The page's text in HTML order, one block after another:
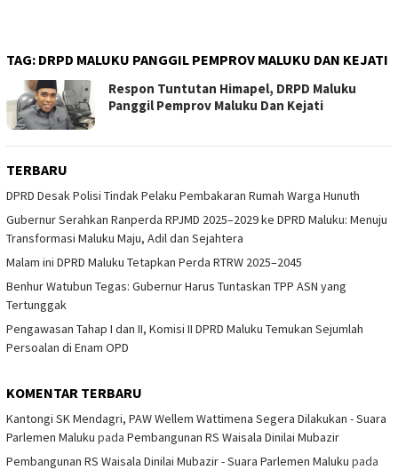
TAG: DRPD MALUKU PANGGIL PEMPROV MALUKU DAN KEJATI
Respon Tuntutan Himapel, DRPD Maluku
Panggil Pemprov Maluku Dan Kejati
TERBARU
DPRD Desak Polisi Tindak Pelaku Pembakaran Rumah Warga Hunuth
Gubernur Serahkan Ranperda RPJMD 2025–2029 ke DPRD Maluku: Menuju
Transformasi Maluku Maju, Adil dan Sejahtera
Malam ini DPRD Maluku Tetapkan Perda RTRW 2025–2045
Benhur Watubun Tegas: Gubernur Harus Tuntaskan TPP ASN yang
Tertunggak
Pengawasan Tahap I dan II, Komisi II DPRD Maluku Temukan Sejumlah
Persoalan di Enam OPD
KOMENTAR TERBARU
Kantongi SK Mendagri, PAW Wellem Wattimena Segera Dilakukan - Suara
Parlemen Maluku pada Pembangunan RS Waisala Dinilai Mubazir
Pembangunan RS Waisala Dinilai Mubazir - Suara Parlemen Maluku pada